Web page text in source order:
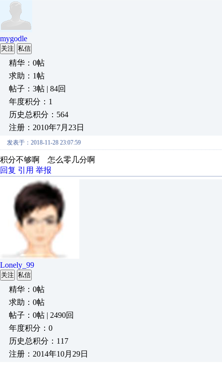
mygodle
关注 私信
精华：0帖
求助：1帖
帖子：3帖 | 84回
年度积分：1
历史总积分：564
注册：2010年7月23日
发表于：2018-11-28 23:07:59
积分不够啊 怎么零几分啊
回复 引用 举报
Lonely_99
关注 私信
精华：0帖
求助：0帖
帖子：0帖 | 2490回
年度积分：0
历史总积分：117
注册：2014年10月29日